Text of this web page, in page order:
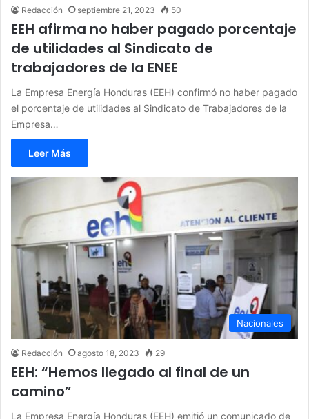
Redacción septiembre 21, 2023 50
EEH afirma no haber pagado porcentaje
de utilidades al Sindicato de
trabajadores de la ENEE
La Empresa Energía Honduras (EEH) confirmó no haber pagado
el porcentaje de utilidades al Sindicato de Trabajadores de la
Empresa…
Leer Más
Nacionales
Redacción agosto 18, 2023 29
EEH: “Hemos llegado al final de un
camino”
La Empresa Energía Honduras (EEH) emitió un comunicado de